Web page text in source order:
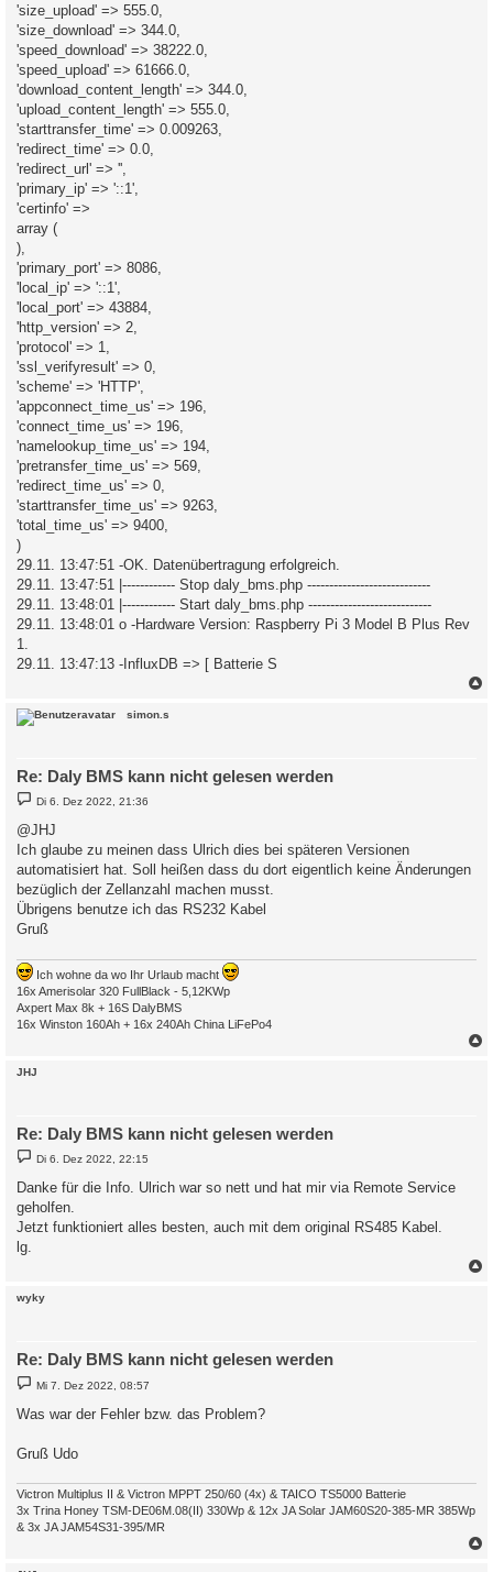
'size_upload' => 555.0,
'size_download' => 344.0,
'speed_download' => 38222.0,
'speed_upload' => 61666.0,
'download_content_length' => 344.0,
'upload_content_length' => 555.0,
'starttransfer_time' => 0.009263,
'redirect_time' => 0.0,
'redirect_url' => '',
'primary_ip' => '::1',
'certinfo' =>
array (
),
'primary_port' => 8086,
'local_ip' => '::1',
'local_port' => 43884,
'http_version' => 2,
'protocol' => 1,
'ssl_verifyresult' => 0,
'scheme' => 'HTTP',
'appconnect_time_us' => 196,
'connect_time_us' => 196,
'namelookup_time_us' => 194,
'pretransfer_time_us' => 569,
'redirect_time_us' => 0,
'starttransfer_time_us' => 9263,
'total_time_us' => 9400,
)
29.11. 13:47:51 -OK. Datenübertragung erfolgreich.
29.11. 13:47:51 |------------ Stop daly_bms.php ----------------------------
29.11. 13:48:01 |------------ Start daly_bms.php ----------------------------
29.11. 13:48:01 o -Hardware Version: Raspberry Pi 3 Model B Plus Rev
1.
29.11. 13:47:13 -InfluxDB => [ Batterie S
simon.s
Re: Daly BMS kann nicht gelesen werden
B
e
i
t
r
g
Di 6. Dez 2022, 21:36
@JHJ
Ich glaube zu meinen dass Ulrich dies bei späteren Versionen
automatisiert hat. Soll heißen dass du dort eigentlich keine Änderungen
bezüglich der Zellanzahl machen musst.
Übrigens benutze ich das RS232 Kabel
Gruß
Ich wohne da wo Ihr Urlaub macht
16x Amerisolar 320 FullBlack - 5,12KWp
Axpert Max 8k + 16S DalyBMS
16x Winston 160Ah + 16x 240Ah China LiFePo4
JHJ
Re: Daly BMS kann nicht gelesen werden
B
e
t
r
a
g
Di 6. Dez 2022, 22:15
Danke für die Info. Ulrich war so nett und hat mir via Remote Service
geholfen.
Jetzt funktioniert alles besten, auch mit dem original RS485 Kabel.
lg.
wyky
Re: Daly BMS kann nicht gelesen werden
B
e
t
g
Mi 7. Dez 2022, 08:57
Was war der Fehler bzw. das Problem?
Gruß Udo
Victron Multiplus II & Victron MPPT 250/60 (4x) & TAICO TS5000 Batterie
3x Trina Honey TSM-DE06M.08(II) 330Wp & 12x JA Solar JAM60S20-385-MR 385Wp
& 3x JA JAM54S31-395/MR